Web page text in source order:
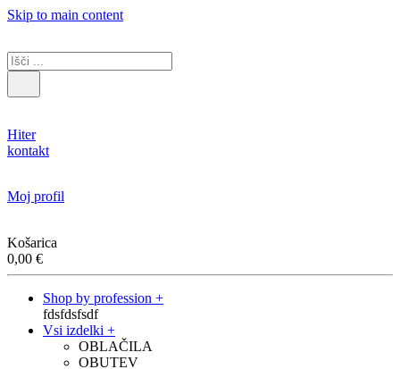
Skip to main content
Hiter
kontakt
Moj profil
Košarica
0,00 €
Shop by profession +
fdsfdsfsdf
Vsi izdelki +
OBLAČILA
OBUTEV